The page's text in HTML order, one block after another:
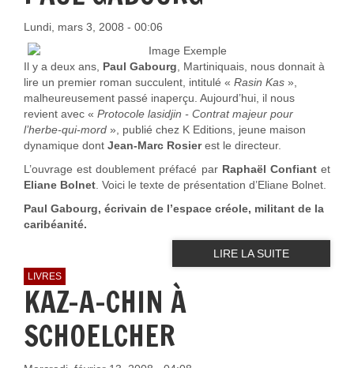
Lundi, mars 3, 2008 - 00:06
Il y a deux ans, Paul Gabourg , Martiniquais, nous donnait à
lire un premier roman succulent, intitulé « Rasin Kas »,
malheureusement passé inaperçu. Aujourd’hui, il nous
revient avec « Protocole lasidjin - Contrat majeur pour
l’herbe-qui-mord », publié chez K Editions, jeune maison
dynamique dont Jean-Marc Rosierest le directeur.
L’ouvrage est doublement préfacé par Raphaël Confiantet
Eliane Bolnet . Voici le texte de présentation d’Eliane Bolnet.
Paul Gabourg, écrivain de l’espace créole, militant de la
caribéanité.
LIRE LA SUITE
LIVRES
KAZ-A-CHIN À
SCHOELCHER